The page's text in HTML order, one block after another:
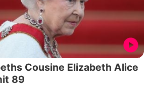
Cousine Elizabeth Alice
89